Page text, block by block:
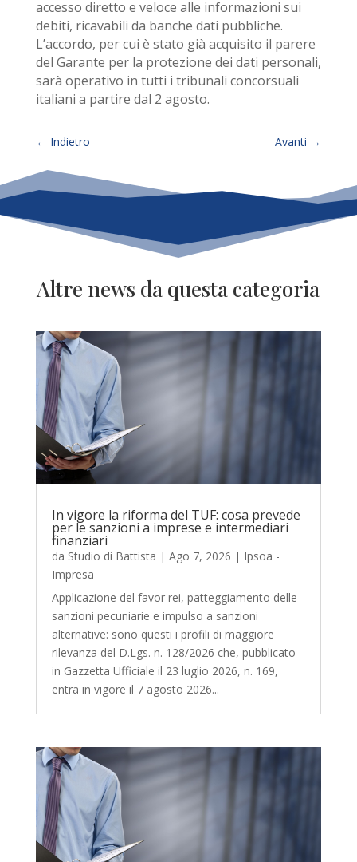
accesso diretto e veloce alle informazioni sui
debiti, ricavabili da banche dati pubbliche.
L’accordo, per cui è stato già acquisito il parere
del Garante per la protezione dei dati personali,
sarà operativo in tutti i tribunali concorsuali
italiani a partire dal 2 agosto.
← Indietro Avanti →
Altre news da questa categoria
In vigore la riforma del TUF: cosa prevede
per le sanzioni a imprese e intermediari
finanziari
da Studio di Battista | Ago 7, 2026 | Ipsoa -
Impresa
Applicazione del favor rei, patteggiamento delle
sanzioni pecuniarie e impulso a sanzioni
alternative: sono questi i profili di maggiore
rilevanza del D.Lgs. n. 128/2026 che, pubblicato
in Gazzetta Ufficiale il 23 luglio 2026, n. 169,
entra in vigore il 7 agosto 2026...